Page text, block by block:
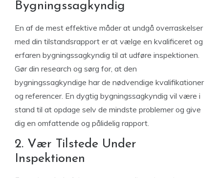
Bygningssagkyndig
En af de mest effektive måder at undgå overraskelser
med din tilstandsrapport er at vælge en kvalificeret og
erfaren bygningssagkyndig til at udføre inspektionen.
Gør din research og sørg for, at den
bygningssagkyndige har de nødvendige kvalifikationer
og referencer. En dygtig bygningssagkyndig vil være i
stand til at opdage selv de mindste problemer og give
dig en omfattende og pålidelig rapport.
2. Vær Tilstede Under
Inspektionen